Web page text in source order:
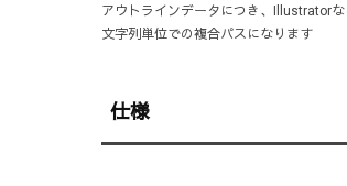
アウトラインデータにつき、Illustrator
文字列単位での複合パスになります
仕様